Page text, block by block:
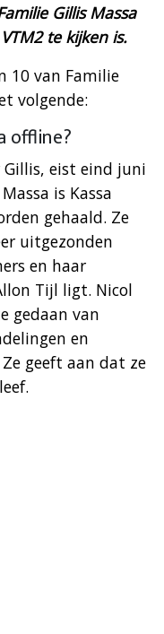
Gillis Massa
te kijken is.
10 van Familie
volgende:
offline?
Gillis, eist eind juni
is Kassa
gehaald. Ze
uitgezonden
en haar
Tijl ligt. Nicol
gedaan van
en
geeft aan dat ze